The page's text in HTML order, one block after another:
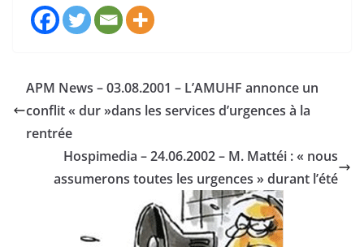
APM News – 03.08.2001 – L’AMUHF annonce un
conflit « dur »dans les services d’urgences à la
rentrée
Hospimedia – 24.06.2002 – M. Mattéi : « nous
assumerons toutes les urgences » durant l’été